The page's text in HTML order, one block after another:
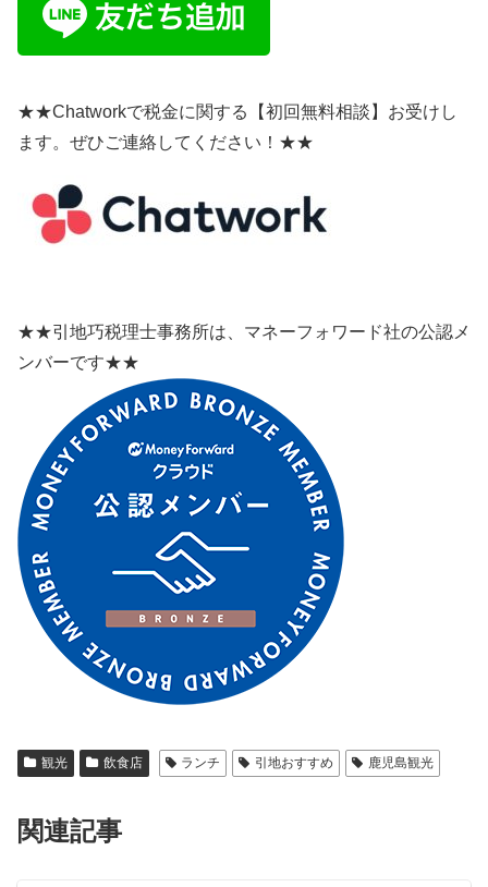
★★Chatworkで税金に関する【初回無料相談】お受けし
ます。ぜひご連絡してください！★★
★★引地巧税理士事務所は、マネーフォワード社の公認メ
ンバーです★★
観光 飲食店 ランチ 引地おすすめ 鹿児島観光
関連記事